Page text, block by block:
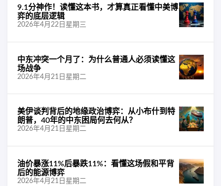
9.1分神作！读懂这本书，才算真正看懂中美博
弈的底层逻辑
2026年4月22日星期三
中东冲突一个月了：为什么普通人必须读懂这
场战争
2026年4月21日星期二
美伊谈判背后的地缘政治博弈：从小布什到特
朗普，40年的中东困局何去何从？
2026年4月21日星期二
油价暴涨11%后暴跌11%：看懂这场假和平背
后的能源博弈
2026年4月21日星期二